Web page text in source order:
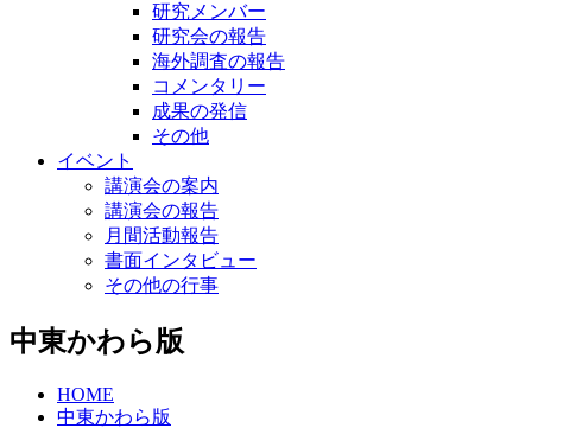
研究メンバー
研究会の報告
海外調査の報告
コメンタリー
成果の発信
その他
イベント
講演会の案内
講演会の報告
月間活動報告
書面インタビュー
その他の行事
中東かわら版
HOME
中東かわら版